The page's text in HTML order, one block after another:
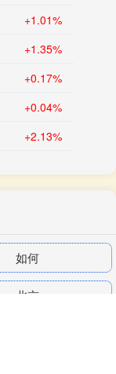
+1.01%
+1.35%
+0.17%
+0.04%
+2.13%
如何
北京